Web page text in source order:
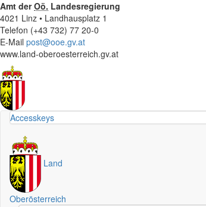
Amt derOö. Landesregierung
4021 Linz • Landhausplatz 1
Telefon (+43 732) 77 20-0
E-Mail post@ooe.gv.at
www.land-oberoesterreich.gv.at
Accesskeys
Land
Oberösterreich